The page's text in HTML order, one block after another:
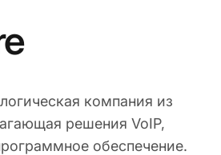
компания из
решения VoIP,
обеспечение.